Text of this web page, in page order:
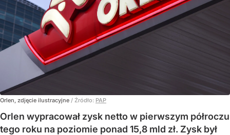
Orlen, zdjęcie ilustracyjne / Źródło: PAP
Orlen wypracował zysk netto w pierwszym półroczu
tego roku na poziomie ponad 15,8 mld zł. Zysk był